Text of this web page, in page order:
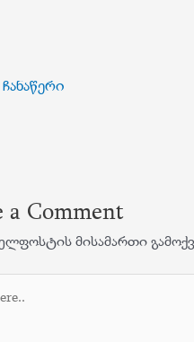
a Comment
მისამართი